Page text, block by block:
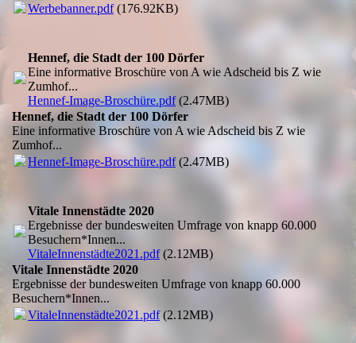
Werbebanner.pdf(176.92KB)
Hennef, die Stadt der 100 Dörfer
Eine informative Broschüre von A wie Adscheid bis Z wie
Zumhof...
Hennef-Image-Broschüre.pdf(2.47MB)
Hennef, die Stadt der 100 Dörfer
Eine informative Broschüre von A wie Adscheid bis Z wie
Zumhof...
Hennef-Image-Broschüre.pdf(2.47MB)
Vitale Innenstädte 2020
Ergebnisse der bundesweiten Umfrage von knapp 60.000
Besuchern*Innen...
VitaleInnenstädte2021.pdf(2.12MB)
Vitale Innenstädte 2020
Ergebnisse der bundesweiten Umfrage von knapp 60.000
Besuchern*Innen...
VitaleInnenstädte2021.pdf(2.12MB)